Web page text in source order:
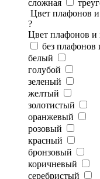
сложная
Цвет плафонов
?
Цвет плафонов и
без плафонов
белый
голубой
зеленый
желтый
золотистый
оранжевый
розовый
красный
бронзовый
коричневый
серебристый